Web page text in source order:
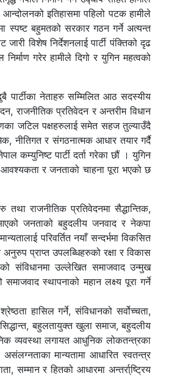
आन्दोलनको इतिहासमा पहिलो पटक हामीले
स्पष्ट बहुमतको सरकार गठन गर्ने अत्यन्त
विशेष निर्देशनलाई पार्टी पंक्तिको दृढ
गरेर हामीले दिगो र युगिन महत्वको
पार्टीका नेताहरु सम्मिलित आठ सदस्यीय
राजनीतिक प्रतिवेदन र अन्तरीम विधान
जटिल पक्षहरुलाई समेत सहज तुल्याउँदै
नीतिगत र संगठनात्मक आधार तयार गर्दै
कम्युनिष्ट पार्टी दर्ता गरेका छौं । युगिन
आवश्यकता र जनताको चाहना पूरा भएको छ
राजनीतिक प्रतिवेदनमा सैद्धान्तिक,
जनताको बहुदलीय जनवाद र नेकपा
परिवर्तित नयाँ सन्दर्भमा विकसित
प्राप्त उपलब्धिहरुको रक्षा र विकास
संविधानमा उल्लेखित समाजवाद उन्मुख
स्थापनाको महान लक्ष्य पूरा गर्ने
हासिल गर्ने, संविधानको सर्वोच्चता,
बहुलतायुक्त खुला समाज, बहुदलीय
व्यवस्था लगायत आधुनिक लोकतन्त्रका
मान्यतामा आधारित स्वतन्त्र
सम्मान र हितको आधारमा अन्तर्रा्ष्ट्रिय